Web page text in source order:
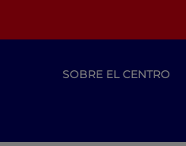
SOBRE EL CENTRO